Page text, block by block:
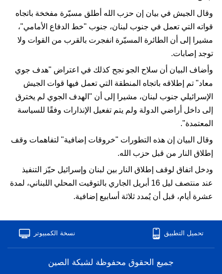
وقال الجيش في بيان إن حزب الله أطلق مسيّرة مفخخة باتجاه
قواته التي تعمل في جنوب لبنان، جنوب "خط الدفاع الأمامي"،
مشيرا إلى أن الطائرة المسيّرة انفجرت بالقرب من القوات ولا
توجد إصابات.
وأضاف البيان أن سلاح الجو نجح كذلك في اعتراض "هدف جوي
معاد" تم إطلاقه باتجاه المنطقة التي تعمل فيها قوات الجيش
الإسرائيلي جنوب لبنان، مشيرا إلى أن "الهدف الجوي لم يخترق
إلى داخل أراضي الدولة ولم يتم تفعيل الإنذارات وفقًا للسياسة
المعتمدة".
وقال البيان إن هذه التطورات "خروقات إضافية" لتفاهمات وقف
إطلاق النار من قبل حزب الله.
ودخل اتفاق لوقف إطلاق النار بين لبنان وإسرائيل حيّز التنفيذ
عند منتصف ليل 16 أبريل الجاري بالتوقيت المحلي اللبناني، لمدة
عشرة أيام، قبل أن يُمدد ثلاثة أسابيع إضافية.
نسخة الكمبيوتر تحميل التطبيق
ﺟﻤﻴﻊ ﺍﻟﺤﻘﻮﻕ ﻣﺤﻔﻮﻇﺔ ﻟﺸﺒﻜﺔ ﺍﻟﺼﻴﻦ